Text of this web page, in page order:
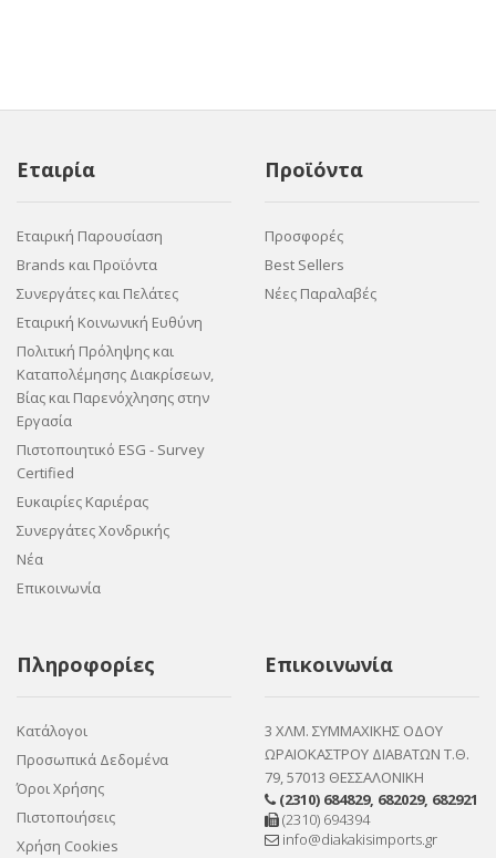
Εταιρία
Εταιρική Παρουσίαση
Brands και Προϊόντα
Συνεργάτες και Πελάτες
Εταιρική Κοινωνική Ευθύνη
Πολιτική Πρόληψης και
Καταπολέμησης Διακρίσεων,
Βίας και Παρενόχλησης στην
Εργασία
Πιστοποιητικό ESG - Survey
Certified
Ευκαιρίες Καριέρας
Συνεργάτες Χονδρικής
Νέα
Επικοινωνία
Προϊόντα
Προσφορές
Best Sellers
Νέες Παραλαβές
Πληροφορίες
Κατάλογοι
Προσωπικά Δεδομένα
Όροι Χρήσης
Πιστοποιήσεις
Χρήση Cookies
Επικοινωνία
3 ΧΛΜ. ΣΥΜΜΑΧΙΚΗΣ ΟΔΟΥ
ΩΡΑΙΟΚΑΣΤΡΟΥ ΔΙΑΒΑΤΩΝ Τ.Θ.
79, 57013 ΘΕΣΣΑΛΟΝΙΚΗ
(2310) 684829, 682029, 682921
(2310) 694394
info@diakakisimports.gr